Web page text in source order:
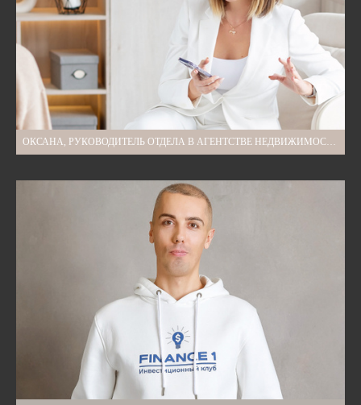
ОКСАНА, РУКОВОДИТЕЛЬ ОТДЕЛА В АГЕНТСТВЕ НЕДВИЖИМОСТИ